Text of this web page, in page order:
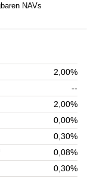
NAVs
2,00%
--
2,00%
0,00%
0,30%
0,08%
0,30%